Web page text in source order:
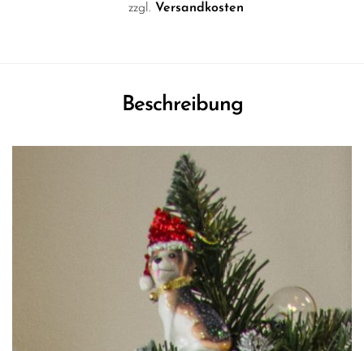
zzgl. Versandkosten
Beschreibung